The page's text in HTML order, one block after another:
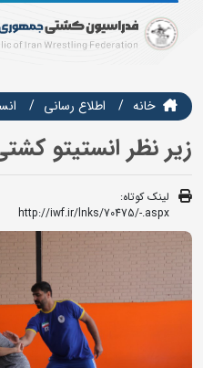
خانه اطلاع رسانی
زیر نظر انستیتو
لینک کوتاه:
http://iwf.ir/lnks/70475/-.aspx